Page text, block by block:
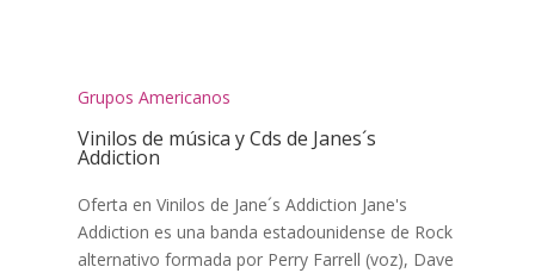
Grupos Americanos
Vinilos de música y Cds de Janes´s
Addiction
Oferta en Vinilos de Jane´s Addiction Jane's
Addiction es una banda estadounidense de Rock
alternativo formada por Perry Farrell (voz), Dave